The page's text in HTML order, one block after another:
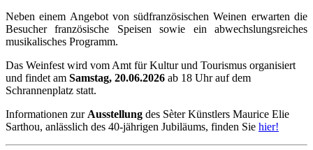
Neben einem Angebot von südfranzösischen Weinen erwarten die
Besucher französische Speisen sowie ein abwechslungsreiches
musikalisches Programm.
Das Weinfest wird vom Amt für Kultur und Tourismus organisiert
und findet am Samstag, 20.06.2026 ab 18 Uhr auf dem
Schrannenplatz statt.
Informationen zur Ausstellung des Sèter Künstlers Maurice Elie
Sarthou, anlässlich des 40-jährigen Jubiläums, finden Sie hier!